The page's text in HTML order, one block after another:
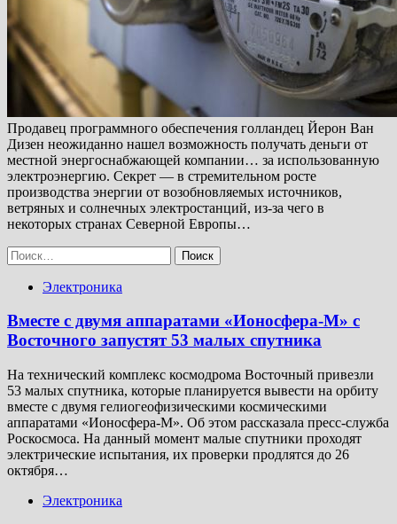
Продавец программного обеспечения голландец Йерон Ван
Дизен неожиданно нашел возможность получать деньги от
местной энергоснабжающей компании… за использованную
электроэнергию. Секрет — в стремительном росте
производства энергии от возобновляемых источников,
ветряных и солнечных электростанций, из-за чего в
некоторых странах Северной Европы…
Найти:
Электроника
Вместе с двумя аппаратами «Ионосфера-М» с
Восточного запустят 53 малых спутника
На технический комплекс космодрома Восточный привезли
53 малых спутника, которые планируется вывести на орбиту
вместе с двумя гелиогеофизическими космическими
аппаратами «Ионосфера-М». Об этом рассказала пресс-служба
Роскосмоса. На данный момент малые спутники проходят
электрические испытания, их проверки продлятся до 26
октября…
Электроника